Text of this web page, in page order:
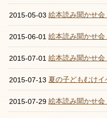
2015-05-03 絵本読み聞かせ会
2015-06-01 絵本読み聞かせ会
2015-07-01 絵本読み聞かせ会
2015-07-13 夏の子どもむけイ
2015-07-29 絵本読み聞かせ会